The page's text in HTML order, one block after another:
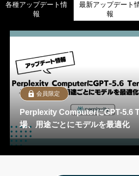
各種アップデート情
報
最新アップデート
報
会員限定
Perplexity ComputerにGPT-5.6
場、用途ごとにモデルを最適化